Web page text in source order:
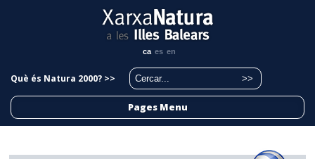
ca es en
Què és Natura 2000? >>
Pages Menu